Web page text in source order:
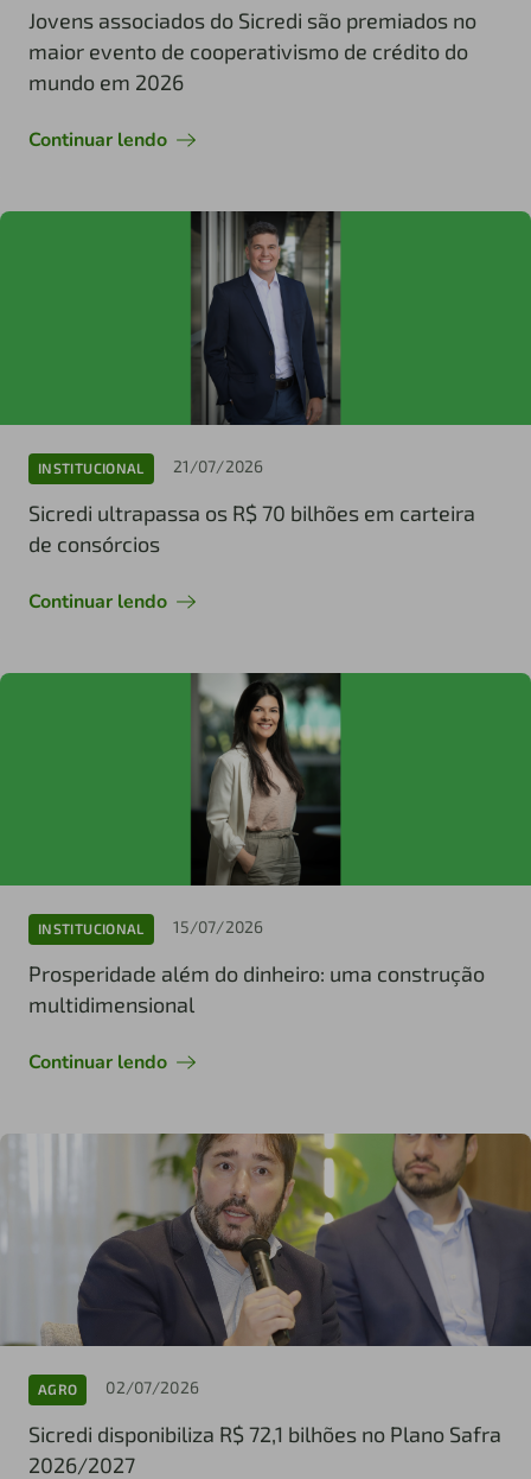
Jovens associados do Sicredi são premiados no
maior evento de cooperativismo de crédito do
mundo em 2026
Continuar lendo
INSTITUCIONAL 21/07/2026
Sicredi ultrapassa os R$ 70 bilhões em carteira
de consórcios
Continuar lendo
INSTITUCIONAL 15/07/2026
Prosperidade além do dinheiro: uma construção
multidimensional
Continuar lendo
AGRO 02/07/2026
Sicredi disponibiliza R$ 72,1 bilhões no Plano Safra
2026/2027